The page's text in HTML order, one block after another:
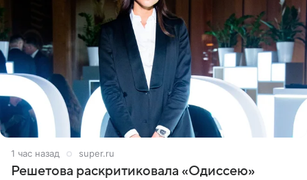
1 час назад super.ru
Решетова раскритиковала «Одиссею»